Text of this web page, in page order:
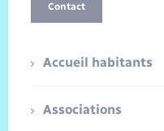
Contact
Accueil habitants
Associations